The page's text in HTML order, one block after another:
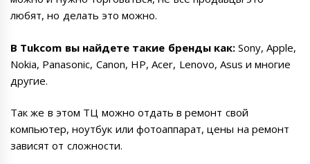
любят, но делать это можно.
В Tukcom вы найдете такие бренды как:Sony, Apple,
Nokia, Panasonic, Canon, HP, Acer, Lenovo, Asus и многие
другие.
Так же в этом ТЦ можно отдать в ремонт свой
компьютер, ноутбук или фотоаппарат, цены на ремонт
зависят от сложности.